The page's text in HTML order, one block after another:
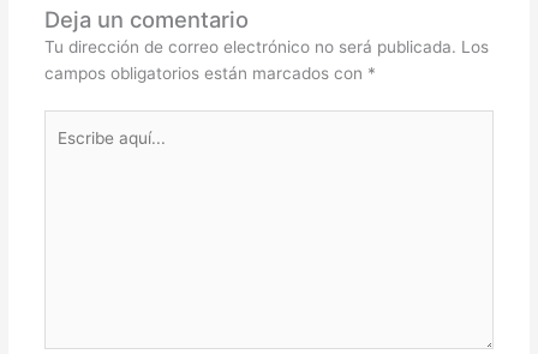
Deja un comentario
Tu dirección de correo electrónico no será publicada. Los
campos obligatorios están marcados con *
aquí...